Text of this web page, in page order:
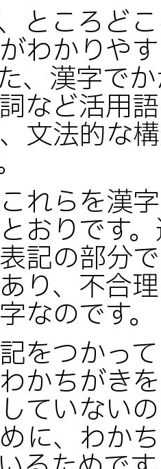
ところど
わかりや
、漢字で
など活用
文法的な
れらを漢
おりです
記の部分
り、不合
なのです。
をつかっ
かちがき
ていない
に、わか